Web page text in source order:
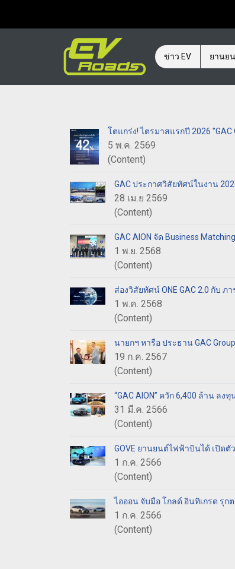
ข่าว EV ยานย
โตแกร่ง! ไตรมาสแรกปี 2026
5 พ.ค. 2569
(Content)
GAC ประกาศวิสัยทัศน์ในงาน
28 เม.ย 2569
(Content)
GAC AION จัด Business
1 พ.ย. 2568
(Content)
ส่องวิสัยทัศน์ ONE GAC 2.0 กับ ภ
1 พ.ค. 2568
(Content)
นายกฯ หารือ ประธาน GAC
19 ก.ค. 2567
(Content)
“GAC AION” ควัก 6,400 ล้าน ล
31 มี.ค. 2566
(Content)
GOVE ยานยนต์ไฟฟ้าบินได้ เปิดตั
1 ก.ค. 2566
(Content)
ไอออน จับมือ โกลด์ อินทิเกรด รุ
1 ก.ค. 2566
(Content)